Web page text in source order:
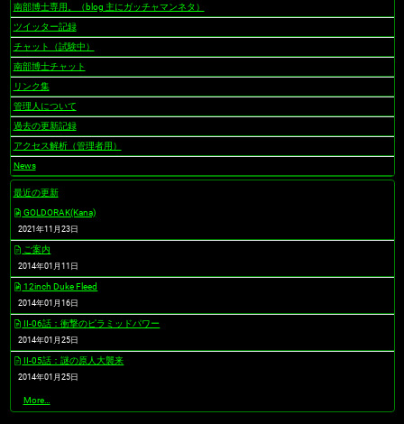
南部博士専用。（blog 主にガッチャマンネタ）
ツイッター記録
チャット（試験中）
南部博士チャット
リンク集
管理人について
過去の更新記録
アクセス解析（管理者用）
News
最近の更新
GOLDORAK(Kana)
2021年11月23日
ご案内
2014年01月11日
12inch Duke Fleed
2014年01月16日
II-06話：衝撃のピラミッドパワー
2014年01月25日
II-05話：謎の原人大襲来
2014年01月25日
最
More…